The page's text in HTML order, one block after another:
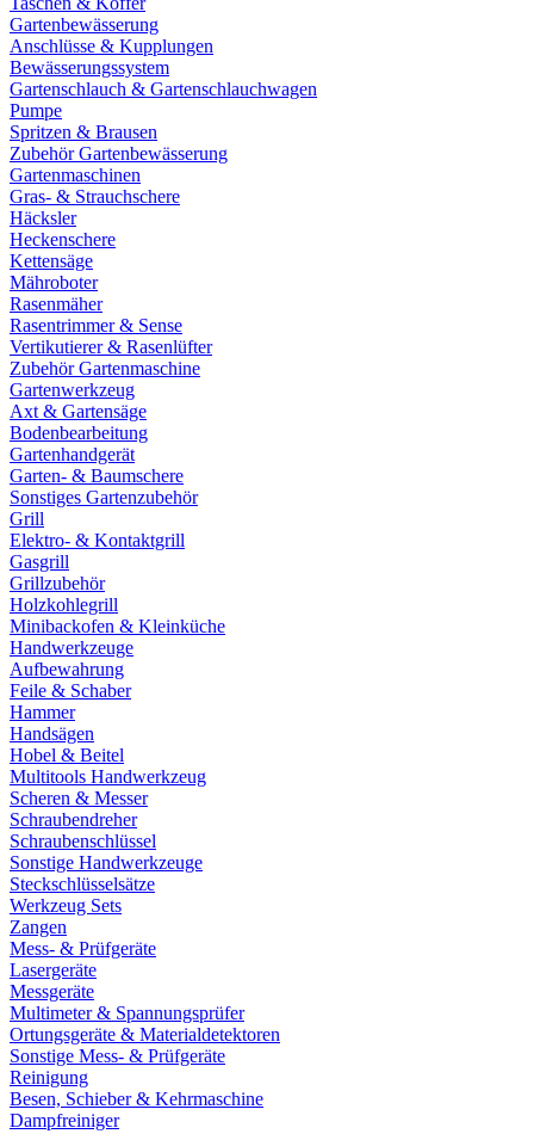
Gartenbewässerung
Anschlüsse & Kupplungen
Bewässerungssystem
Gartenschlauch & Gartenschlauchwagen
Pumpe
Spritzen & Brausen
Zubehör Gartenbewässerung
Gartenmaschinen
Gras- & Strauchschere
Häcksler
Heckenschere
Kettensäge
Mähroboter
Rasenmäher
Rasentrimmer & Sense
Vertikutierer & Rasenlüfter
Zubehör Gartenmaschine
Gartenwerkzeug
Axt & Gartensäge
Bodenbearbeitung
Gartenhandgerät
Garten- & Baumschere
Sonstiges Gartenzubehör
Grill
Elektro- & Kontaktgrill
Gasgrill
Grillzubehör
Holzkohlegrill
Minibackofen & Kleinküche
Handwerkzeuge
Aufbewahrung
Feile & Schaber
Hammer
Handsägen
Hobel & Beitel
Multitools Handwerkzeug
Scheren & Messer
Schraubendreher
Schraubenschlüssel
Sonstige Handwerkzeuge
Steckschlüsselsätze
Werkzeug Sets
Zangen
Mess- & Prüfgeräte
Lasergeräte
Messgeräte
Multimeter & Spannungsprüfer
Ortungsgeräte & Materialdetektoren
Sonstige Mess- & Prüfgeräte
Reinigung
Besen, Schieber & Kehrmaschine
Dampfreiniger